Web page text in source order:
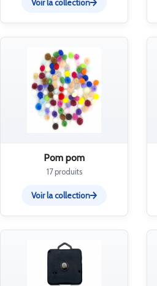
Voir la collection
Pom pom
17 produits
Voir la collection